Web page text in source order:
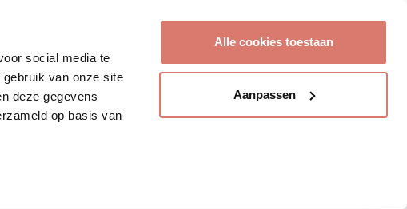
social media te
van onze site
deze gegevens
op basis van
Alle cookies toestaan
Aanpassen